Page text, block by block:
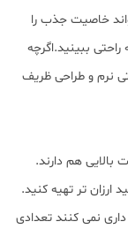
خاصیت جذب را
ببینید.اگرچه
نرم و طراحی ظریف
بالایی هم دارند.
ارزان تر تهیه کنید.
نمی کنند تعدادی